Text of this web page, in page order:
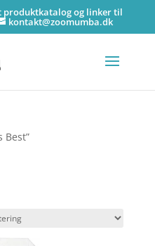
produktkatalog og linker til
kontakt@zoomumba.dk
Best”